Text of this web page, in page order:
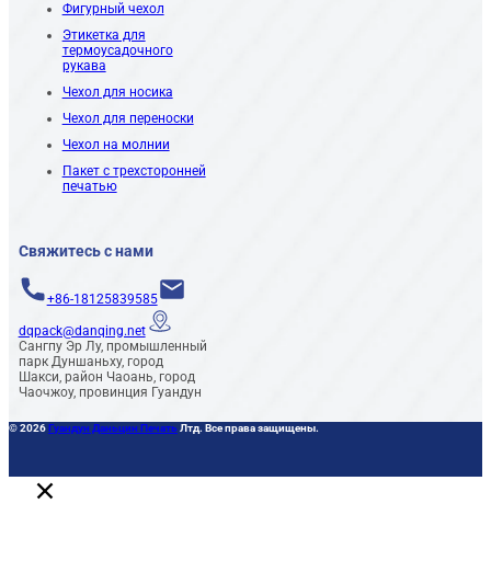
Фигурный чехол
Этикетка для
термоусадочного
рукава
Чехол для носика
Чехол для переноски
Чехол на молнии
Пакет с трехсторонней
печатью
Свяжитесь с нами
+86-18125839585
dqpack@danqing.net
Сангпу Эр Лу, промышленный
парк Дуншаньху, город
Шакси, район Чаоань, город
Чаочжоу, провинция Гуандун
© 2026Гуандун Даньцин ПечатьЛтд. Все права защищены.